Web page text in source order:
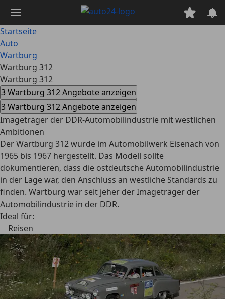
Hauptinhalt
springen
Startseite
Auto
Wartburg
Wartburg 312
Wartburg 312
3 Wartburg 312 Angebote anzeigen
3 Wartburg 312 Angebote anzeigen
Imageträger der DDR-Automobilindustrie mit westlichen
Ambitionen
Der Wartburg 312 wurde im Automobilwerk Eisenach von
1965 bis 1967 hergestellt. Das Modell sollte
dokumentieren, dass die ostdeutsche Automobilindustrie
in der Lage war, den Anschluss an westliche Standards zu
finden. Wartburg war seit jeher der Imageträger der
Automobilindustrie in der DDR.
Ideal für:
Reisen